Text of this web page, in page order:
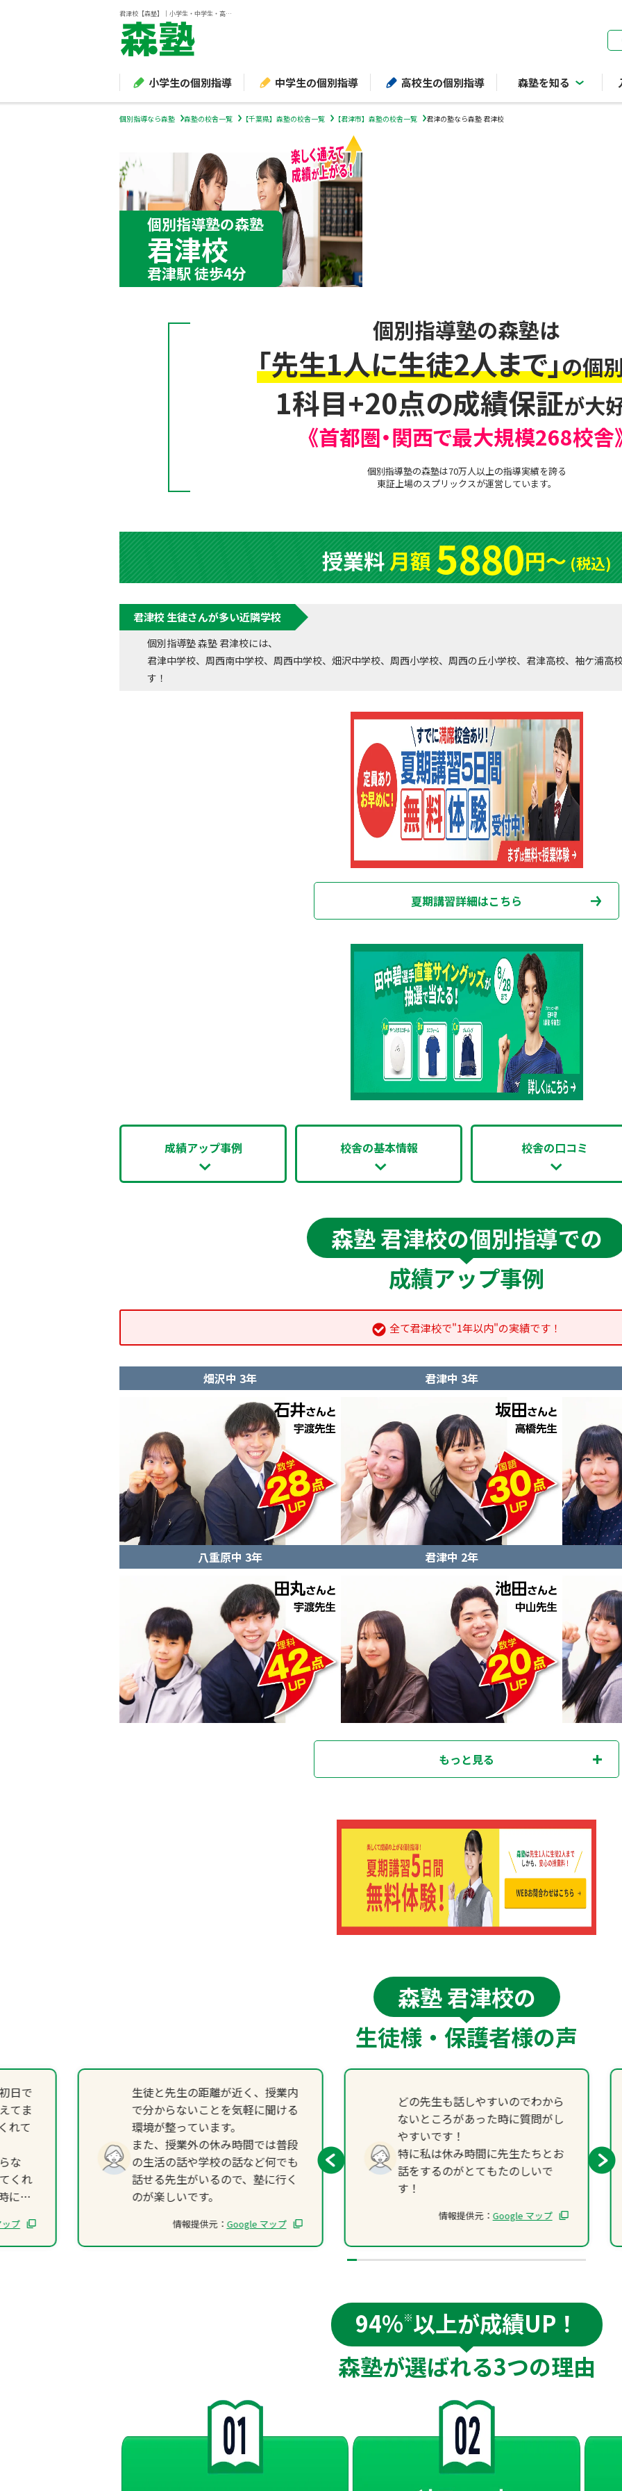
君津校【森塾】｜小学生・中学生・高校生の個別指導塾・学習塾
小学生の個別指導 中学生の個別指導 高校生の個別指導 森塾を知る
個別指導なら森塾 森塾の校舎一覧 【千葉県】森塾の校舎一覧 【君津市】森塾の校舎一覧 君津の塾なら森塾 君津校
個別指導塾の森塾
君津校
君津駅 徒歩4分
個別指導塾の森塾は
「先生1人に生徒2人まで」の個
1科目+20点の成績保証が大
《首都圏・関西で最大規模268校舎
個別指導塾の森塾は70万人以上の指導実績を誇る
東証上場のスプリックスが運営しています。
授業料月額5880円〜(税込)
君津校 生徒さんが多い近隣学校
個別指導塾 森塾 君津校には、
君津中学校、周西南中学校、周西中学校、畑沢中学校、周西小学校、周西の丘小学校、君津高校、袖ケ浦高
す！
夏期講習詳細はこちら
成績アップ事例 校舎の基本情報 校舎の口コミ
森塾 君津校の個別指導での
成績アップ事例
全て君津校で"1年以内"の実績です！
畑沢中 3年 君津中 3年
八重原中 3年 君津中 2年
もっと見る
森塾 君津校の
生徒様・保護者様の声
日で
てま
れて
な
くれ
に先
てく
プ
生徒と先生の距離が近く、授業内
で分からないことを気軽に聞ける
環境が整っています。
また、授業外の休み時間では普段
の生活の話や学校の話など何でも
話せる先生がいるので、塾に行く
のが楽しいです。
情報提供元： Google マップ
どの先生も話しやすいのでわから
ないところがあった時に質問がし
やすいです！
特に私は休み時間に先生たちとお
話をするのがとてもたのしいで
す！
情報提供元： Google マップ
94%※以上が成績UP！
森塾が選ばれる3つの理由